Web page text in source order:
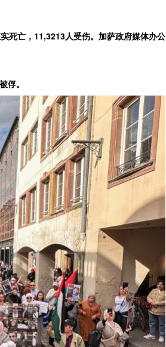
死亡，11,3213人受伤。加萨政府媒体办公
俘。